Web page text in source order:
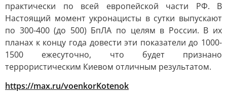
практически по всей европейской части РФ. В
Настоящий момент укронацисты в сутки выпускают
по 300-400 (до 500) БпЛА по целям в России. В их
планах к концу года довести эти показатели до 1000-
1500 ежесуточно, что будет признано
террористическим Киевом отличным результатом.
https://max.ru/voenkorKotenok